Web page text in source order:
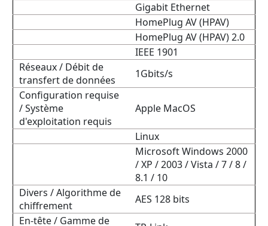
Gigabit Ethernet
HomePlug AV (HPAV)
HomePlug AV (HPAV) 2.0
IEEE 1901
Réseaux / Débit de
transfert de données
1Gbits/s
Configuration requise
/ Système
d'exploitation requis
Apple MacOS
Linux
Microsoft Windows 2000
/ XP / 2003 / Vista / 7 / 8 /
8.1 / 10
Divers / Algorithme de
chiffrement
AES 128 bits
En-tête / Gamme de